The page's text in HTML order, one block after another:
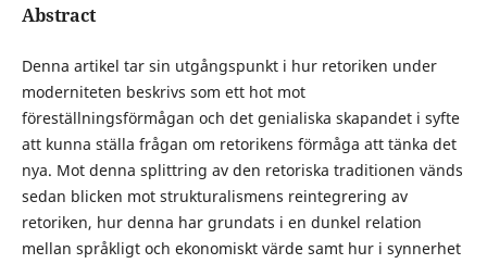
Abstract
Denna artikel tar sin utgångspunkt i hur retoriken under
moderniteten beskrivs som ett hot mot
föreställningsförmågan och det genialiska skapandet i syfte
att kunna ställa frågan om retorikens förmåga att tänka det
nya. Mot denna splittring av den retoriska traditionen vänds
sedan blicken mot strukturalismens reintegrering av
retoriken, hur denna har grundats i en dunkel relation
mellan språkligt och ekonomiskt värde samt hur i synnerhet